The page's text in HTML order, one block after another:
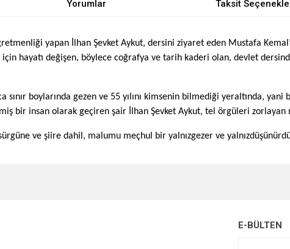
Yorumlar Taksit
yapan İlhan Şevket Aykut, dersini ziyaret eden Mustafa
hayatı değişen, böylece coğrafya ve tarih kaderi olan, devlet
sınır boylarında gezen ve 55 yılını kimsenin bilmediği yeraltında,
bir insan olarak geçiren şair İlhan Şevket Aykut, tel örgüleri zorlayan
ve şiire dahil, malumu meçhul bir yalnızgezer ve
E-BÜLTEN